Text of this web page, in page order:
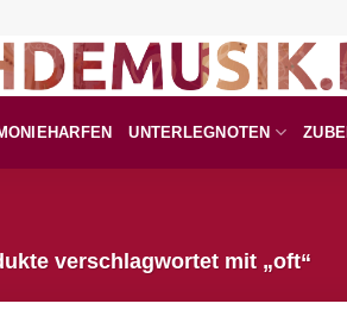
UNTERLEGNOTEN
verschlagwortet mit „oft“